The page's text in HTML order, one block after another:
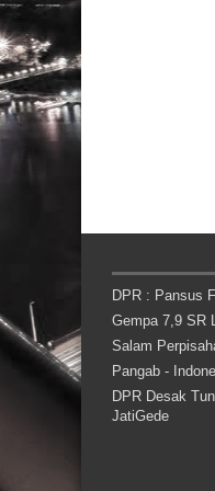
DPR : Pansus
Gempa 7,9 SR
Salam
Pangab -
DPR Desak
JatiGede